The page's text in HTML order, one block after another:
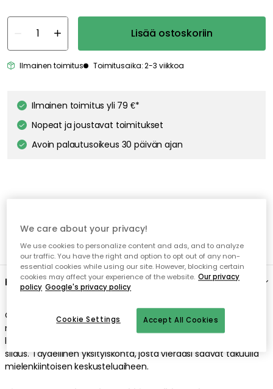
Lisää ostoskoriin
Ilmainen toimitus Toimitusaika: 2-3 viikkoa
TALA
17.00 €
Avoin palautusoikeus 30 päivän ajan
Kuvaus
We care about your privacy!
We use cookies to personalize content and ads, and to analyze
our traffic. You have the right and option to opt out of any non-
essential cookies while using our site. However, blocking certain
cookies may affect your experience of the website. Our privacy
policy Google's privacy policy
Accept All Cookies
Cookie Settings